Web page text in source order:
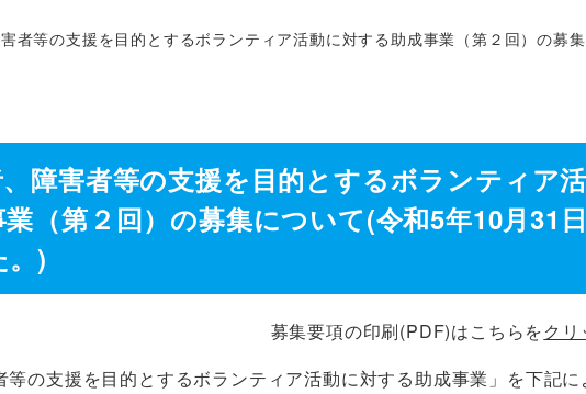
者等の支援を目的とするボランティア活動に対する助成事業（第２回）の募
障害者等の支援を目的とするボランティア
（第２回）の募集について(令和5年10月31
。)
募集要項の印刷(PDF)はこちらをク
の支援を目的とするボランティア活動に対する助成事業」を下記に